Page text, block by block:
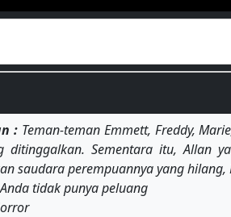
:Teman-teman Emmett, Freddy,
ditinggalkan. Sementara itu, Allan
saudara perempuannya yang hilang,
Anda tidak punya peluang